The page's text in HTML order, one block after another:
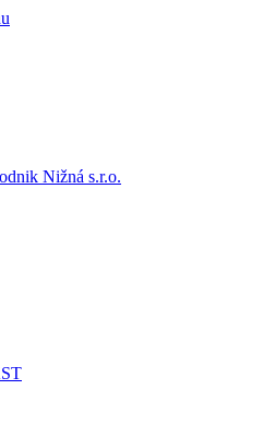
Nižná s.r.o.